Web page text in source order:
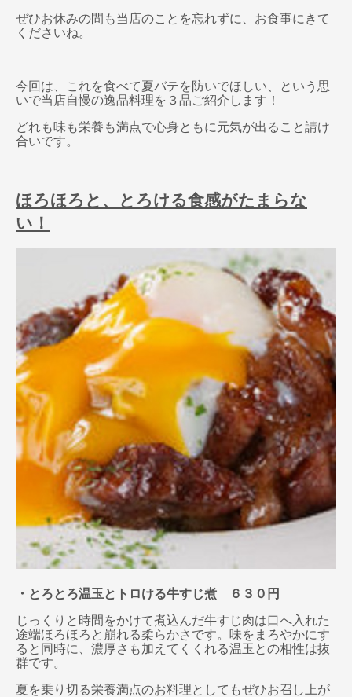
ぜひお休みの間も当店のことを忘れずに、お食事にきて
くださいね。
今回は、これを食べて夏バテを防いでほしい、という思
いで当店自慢の逸品料理を３品ご紹介します！
どれも味も栄養も満点で心身ともに元気が出ること請け
合いです。
ほろほろと、とろける食感がたまらな
い！
・とろとろ温玉とトロける牛すじ煮 ６３０円
じっくりと時間をかけて煮込んだ牛すじ肉は口へ入れた
途端ほろほろと崩れる柔らかさです。味をまろやかにす
ると同時に、濃厚さも加えてくくれる温玉との相性は抜
群です。
夏を乗り切る栄養満点のお料理としてもぜひお召し上が